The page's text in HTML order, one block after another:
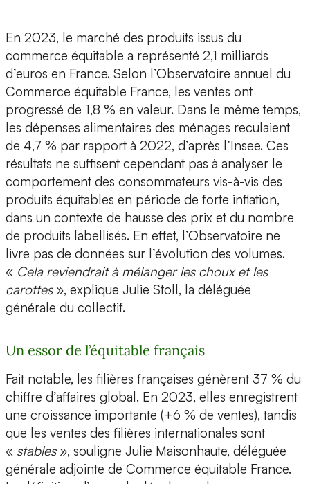
En 2023, le marché des produits issus du
commerce équitable a représenté 2,1 milliards
d’euros en France. Selon l’Observatoire annuel du
Commerce équitable France, les ventes ont
progressé de 1,8 % en valeur. Dans le même temps,
les dépenses alimentaires des ménages reculaient
de 4,7 % par rapport à 2022, d’après l’Insee. Ces
résultats ne suffisent cependant pas à analyser le
comportement des consommateurs vis-à-vis des
produits équitables en période de forte inflation,
dans un contexte de hausse des prix et du nombre
de produits labellisés. En effet, l’Observatoire ne
livre pas de données sur l’évolution des volumes.
« Cela reviendrait à mélanger les choux et les
carottes», explique Julie Stoll, la déléguée
générale du collectif.
Un essor de l’équitable français
Fait notable, les filières françaises génèrent 37 % du
chiffre d’affaires global. En 2023, elles enregistrent
une croissance importante (+6 % de ventes), tandis
que les ventes des filières internationales sont
« stables», souligne Julie Maisonhaute, déléguée
générale adjointe de Commerce équitable France.